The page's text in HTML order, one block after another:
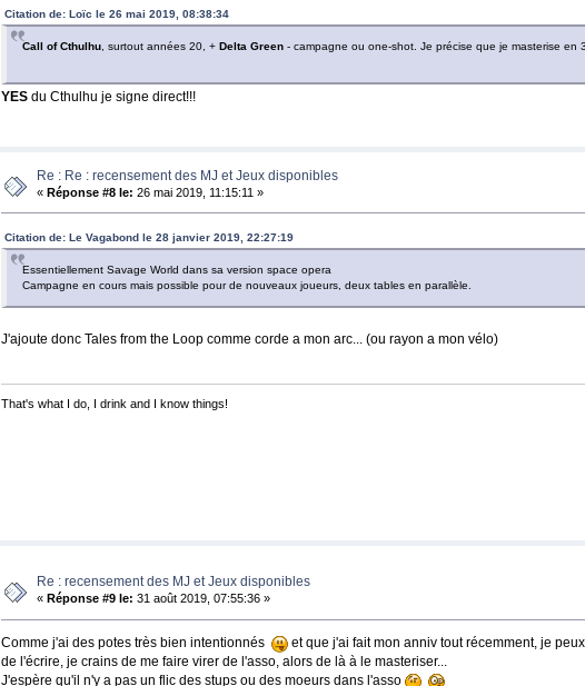
Citation de: Loïc le 26 mai 2019, 08:38:34
Call of Cthulhu, surtout années 20, + Delta Green - campagne ou one-shot. Je précise que je masterise en
YESdu Cthulhu je signe direct!!!
Re : Re : recensement des MJ et Jeux disponibles
« Réponse #8 le: 26 mai 2019, 11:15:11 »
Citation de: Le Vagabond le 28 janvier 2019, 22:27:19
Essentiellement Savage World dans sa version space opera
Campagne en cours mais possible pour de nouveaux joueurs, deux tables en parallèle.
J'ajoute donc Tales from the Loop comme corde a mon arc... (ou rayon a mon vélo)
That's what I do, I drink and I know things!
Re : recensement des MJ et Jeux disponibles
« Réponse #9 le: 31 août 2019, 07:55:36 »
Comme j'ai des potes très bien intentionnés et que j'ai fait mon anniv tout récemment, je
de l'écrire, je crains de me faire virer de l'asso, alors de là à le masteriser...
J'espère qu'il n'y a pas un flic des stups ou des moeurs dans l'asso